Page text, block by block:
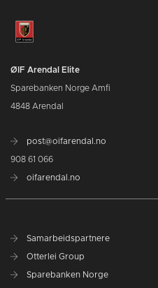
ØIF Arendal Elite
Sparebanken Norge Amfi
4848 Arendal
post@oifarendal.no
908 61 066
oifarendal.no
Samarbeidspartnere
Otterlei Group
Sparebanken Norge